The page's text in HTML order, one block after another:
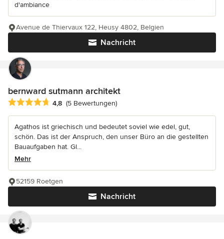
d'ambiance
Nachricht
Avenue de Thiervaux 122, Heusy 4802, Belgien
bernward sutmann architekt
Durchschnittliche Bewertung: 4.8 von 5 Sternen
4,8 (5 Bewertungen)
Agathos ist griechisch und bedeutet soviel wie edel, gut,
schön. Das ist der Anspruch, den unser Büro an die gestellten
Bauaufgaben hat. Gl...
Mehr
Nachricht
52159 Roetgen